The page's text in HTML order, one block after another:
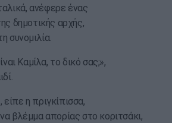
ανέφερε ένας
δημοτικής αρχής,
συνομιλία.
Καμίλα, το δικό σας;»,
είπε η πριγκίπισσα,
βλέμμα απορίας στο κοριτσάκι,